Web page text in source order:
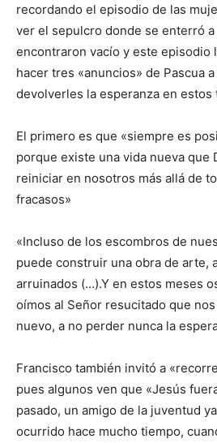
recordando el episodio de las
ver el sepulcro donde se enterró a
encontraron vacío y este episodio
hacer tres «anuncios» de Pascua
devolverles la esperanza en estos
El primero es que «siempre es
porque existe una vida nueva que
reiniciar en nosotros más allá de
fracasos»
«Incluso de los escombros de
puede construir una obra de arte,
arruinados (…).Y en estos meses
oímos al Señor resucitado que
nuevo, a no perder nunca la
Francisco también invitó a
pues algunos ven que «Jesús
pasado, un amigo de la juventud
ocurrido hace mucho tiempo,